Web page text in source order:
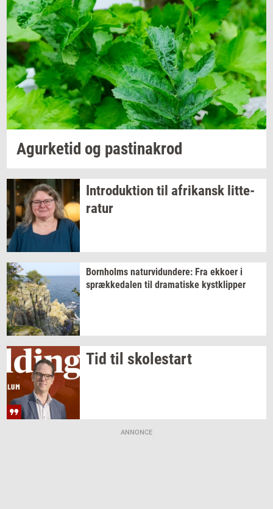
Navn
Jeg vil gerne modtage et nyhedsoverblik, samt
relevante tilbud og brugerfordele på mail. Det er altid
muligt at afmelde.Privatlivspolitik.
Agur­ke­tid og pa­stina­krod
In­tro­duk­tiontil afri­kansk lit­te­
ra­tur
Born­holms na­tur­vi­dun­de­re: Fra ek­ko­er i
spræk­ke­da­len til dra­ma­ti­ske kyst­klip­per
Tid til sko­lestart
ANNONCE